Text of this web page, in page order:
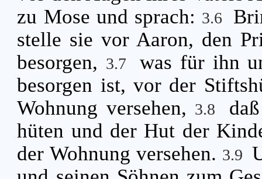
zu Mose und sprach: 3.6
stelle sie vor Aaron, den
besorgen, 3.7
was für ihn
besorgen ist, vor der
Wohnung versehen, 3.8
hüten und der Hut der
der Wohnung versehen. 3.9